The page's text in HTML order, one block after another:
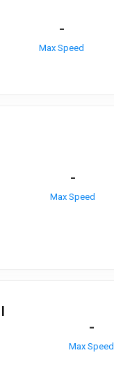
-
Max Speed
-
Max Speed
-
Max Speed